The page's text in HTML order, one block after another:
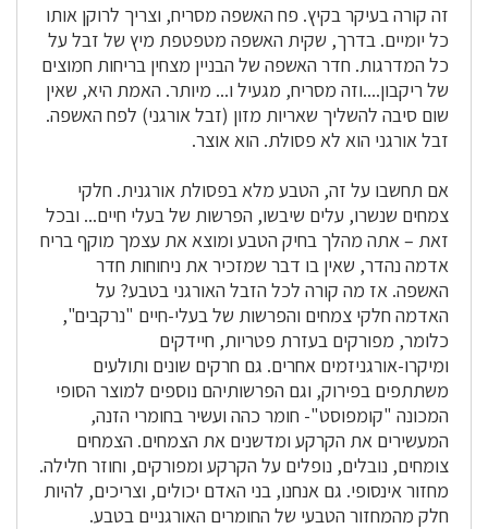
זה קורה בעיקר בקיץ. פח האשפה מסריח, וצריך לרוקן אותו
כל יומיים. בדרך, שקית האשפה מטפטפת מיץ של זבל על
כל המדרגות. חדר האשפה של הבניין מצחין בריחות חמוצים
של ריקבון....וזה מסריח, מגעיל ו... מיותר. האמת היא, שאין
שום סיבה להשליך שאריות מזון (זבל אורגני) לפח האשפה.
זבל אורגני הוא לא פסולת. הוא אוצר.
אם תחשבו על זה, הטבע מלא בפסולת אורגנית. חלקי
צמחים שנשרו, עלים שיבשו, הפרשות של בעלי חיים... ובכל
זאת – אתה מהלך בחיק הטבע ומוצא את עצמך מוקף בריח
אדמה נהדר, שאין בו דבר שמזכיר את ניחוחות חדר
האשפה. אז מה קורה לכל הזבל האורגני בטבע? על
האדמה חלקי צמחים והפרשות של בעלי-חיים "נרקבים",
כלומר, מפורקים בעזרת פטריות, חיידקים
ומיקרו-אורגניזמים אחרים. גם חרקים שונים ותולעים
משתתפים בפירוק, וגם הפרשותיהם נוספים למוצר הסופי
המכונה "קומפוסט"- חומר כהה ועשיר בחומרי הזנה,
המעשירים את הקרקע ומדשנים את הצמחים. הצמחים
צומחים, נובלים, נופלים על הקרקע ומפורקים, וחוזר חלילה.
מחזור אינסופי. גם אנחנו, בני האדם יכולים, וצריכים, להיות
חלק מהמחזור הטבעי של החומרים האורגניים בטבע.